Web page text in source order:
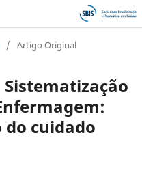
/ Artigo Original
do cuidado